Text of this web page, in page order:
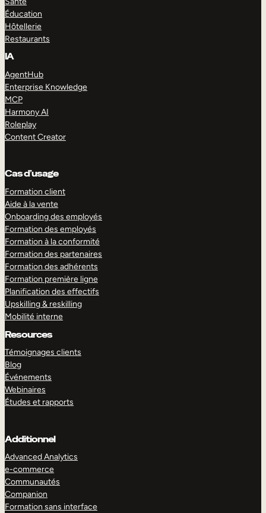
Éducation
Hôtellerie
Restaurants
IA
AgentHub
Enterprise Knowledge
MCP
Harmony AI
Roleplay
Content Creator
Cas d’usage
Formation client
Aide à la vente
Onboarding des employés
Formation des employés
Formation à la conformité
Formation des partenaires
Formation des adhérents
Formation première ligne
Planification des effectifs
Upskilling & reskilling
Mobilité interne
Resources
Témoignages clients
Blog
Événements
Webinaires
Études et rapports
Additionnel
Advanced Analytics
e-commerce
Communautés
Companion
Formation sans interface